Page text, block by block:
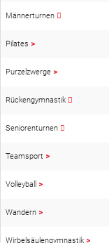
Männerturnen
Pilates >
Purzelzwerge >
Rückengymnastik
Seniorenturnen
Teamsport >
Volleyball >
Wandern >
Wirbelsäulengymnastik >